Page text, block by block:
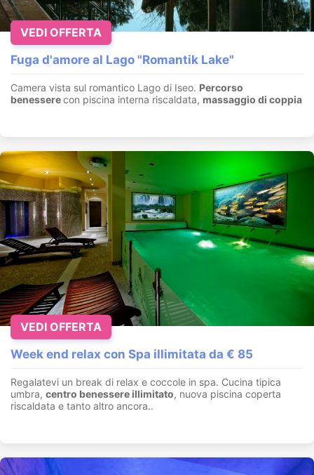
Fuga d'amore al Lago "Romantik Lake"
Camera vista sul romantico Lago di Iseo. Percorso
benesserecon piscina interna riscaldata, massaggio di coppia
VEDI OFFERTA
Week end relax con Spa illimitata da € 85
Regalatevi un break di relax e coccole in spa. Cucina tipica
umbra, centro benessere illimitato, nuova piscina coperta
riscaldata e tanto altro ancora..
VEDI OFFERTA